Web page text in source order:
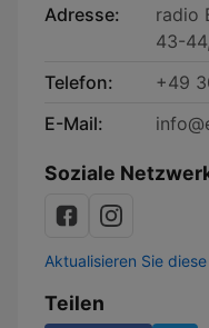
Adresse:
radio
43-
Telefon:
+49
E-Mail:
Soziale
Aktualisieren Sie
Teilen